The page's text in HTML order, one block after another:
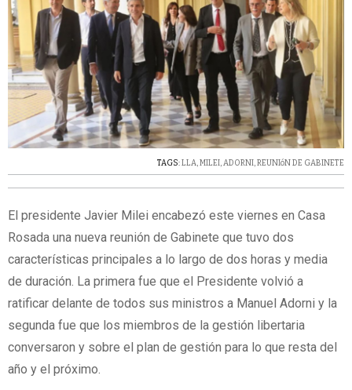
TAGS:LLA,MILEI,ADORNI,REUNIóN DE GABINETE
El presidente Javier Milei encabezó este viernes en Casa
Rosada una nueva reunión de Gabinete que tuvo dos
características principales a lo largo de dos horas y media
de duración. La primera fue que el Presidente volvió a
ratificar delante de todos sus ministros a Manuel Adorni y la
segunda fue que los miembros de la gestión libertaria
conversaron y sobre el plan de gestión para lo que resta del
año y el próximo.